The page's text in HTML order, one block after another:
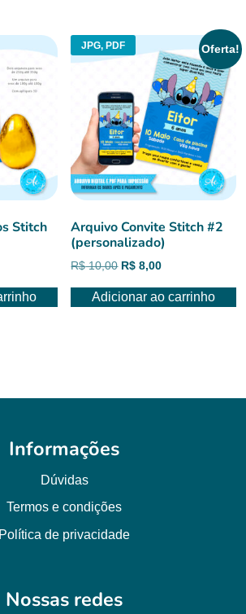
Stitch
JPG, PDF Oferta!
Arquivo Convite Stitch #2
(personalizado)
R$10,00 O
original
R$ 8,00O
atual
Adicionar ao carrinho
Informações
Dúvidas
Termos e condições
Política de privacidade
Nossas redes